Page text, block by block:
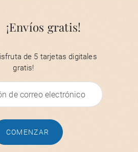
¡Envíos gratis!
de 5 tarjetas digitales
gratis!
COMENZAR